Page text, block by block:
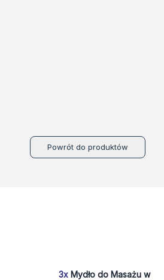
Powrót do produktów
3x Mydło do Masażu w